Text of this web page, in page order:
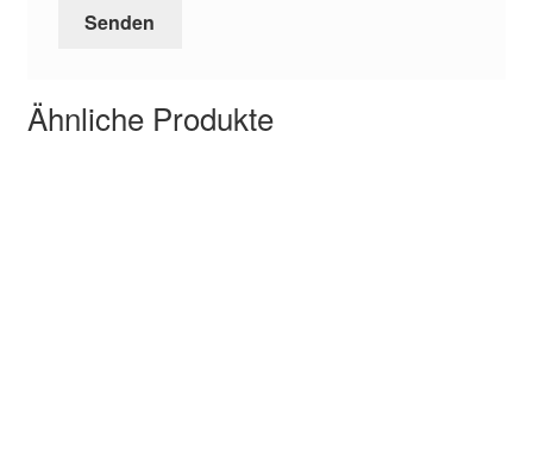
Ähnliche Produkte